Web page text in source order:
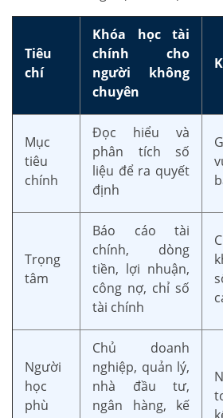
Tiêu
chí
Khóa học tài
chính cho
người không
chuyên
Mục
tiêu
chính
Đọc hiểu và
phân tích số
liệu để ra quyết
định
Trọng
tâm
Báo cáo tài
chính, dòng
tiền, lợi nhuận,
công nợ, chỉ số
tài chính
Người
học
phù
Chủ doanh
nghiệp, quản lý,
nhà đầu tư,
ngân hàng, kế